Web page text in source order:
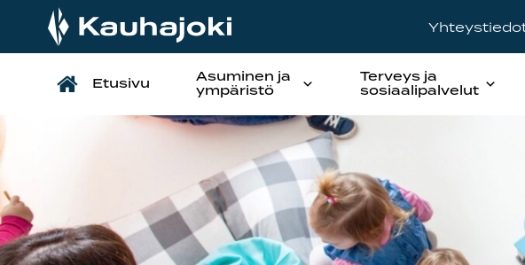
Päävalikko
Etusivu Asuminen ja
ympäristö
Terveys ja
sosiaalipalvelut